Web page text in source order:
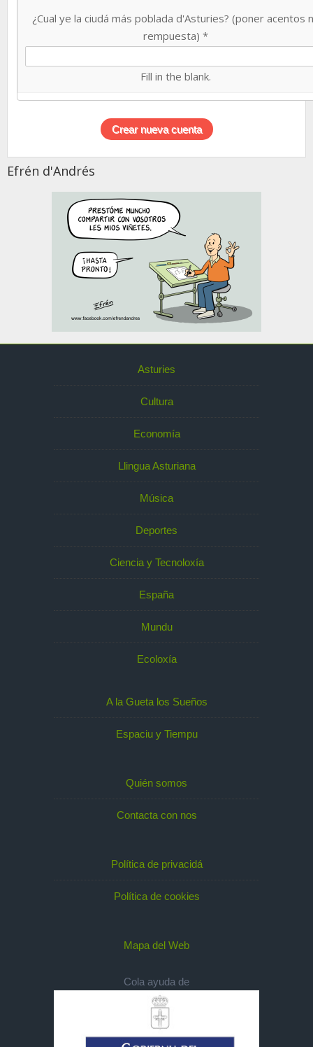
¿Cual ye la ciudá más poblada d'Asturies? (poner acentos
rempuesta) *
Fill in the blank.
Efrén d'Andrés
Asturies
Cultura
Economía
Llingua Asturiana
Música
Deportes
Ciencia y Tecnoloxía
España
Mundu
Ecoloxía
A la Gueta los Sueños
Espaciu y Tiempu
Quién somos
Contacta con nos
Política de privacidá
Política de cookies
Mapa del Web
Cola ayuda de